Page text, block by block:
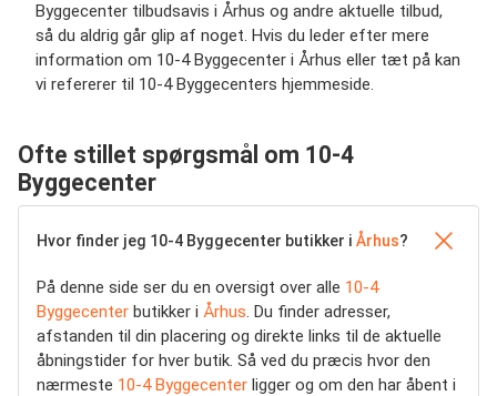
Byggecenter tilbudsavis i Århus og andre aktuelle tilbud,
så du aldrig går glip af noget. Hvis du leder efter mere
information om 10-4 Byggecenter i Århus eller tæt på kan
vi refererer til 10-4 Byggecenters hjemmeside.
Ofte stillet spørgsmål om 10-4
Byggecenter
Hvor finder jeg 10-4 Byggecenter butikker i Århus?
På denne side ser du en oversigt over alle 10-4
Byggecenter butikker i Århus. Du finder adresser,
afstanden til din placering og direkte links til de aktuelle
åbningstider for hver butik. Så ved du præcis hvor den
nærmeste 10-4 Byggecenter ligger og om den har åbent i